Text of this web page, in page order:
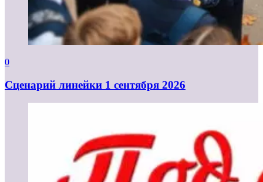
0
Cценарий линейки 1 сентября 2026